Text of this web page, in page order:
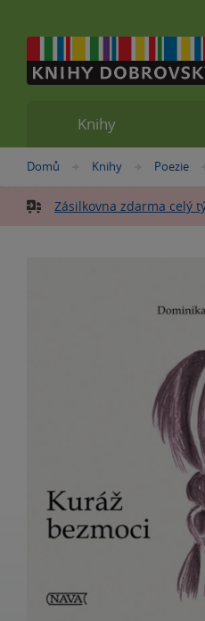
Nacházíte
zde:
Domů »
Knihy »Poezie
Zásilkovna zdarma celý
Knihy